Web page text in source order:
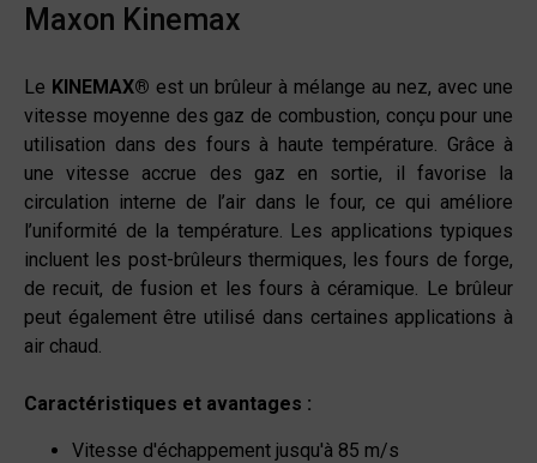
Maxon Kinemax
Le KINEMAX® est un brûleur à mélange au nez, avec une
vitesse moyenne des gaz de combustion, conçu pour une
utilisation dans des fours à haute température. Grâce à
une vitesse accrue des gaz en sortie, il favorise la
circulation interne de l’air dans le four, ce qui améliore
l’uniformité de la température. Les applications typiques
incluent les post-brûleurs thermiques, les fours de forge,
de recuit, de fusion et les fours à céramique. Le brûleur
peut également être utilisé dans certaines applications à
air chaud.
Caractéristiques et avantages :
Vitesse d'échappement jusqu'à 85 m/s